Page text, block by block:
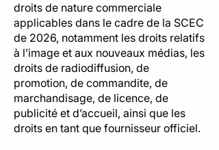
droits de nature commerciale
applicables dans le cadre de la SCEC
de 2026, notamment les droits relatifs
à l’image et aux nouveaux médias, les
droits de radiodiffusion, de
promotion, de commandite, de
marchandisage, de licence, de
publicité et d’accueil, ainsi que les
droits en tant que fournisseur officiel.